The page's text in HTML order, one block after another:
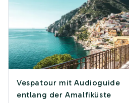
Vespatour mit Audioguide
entlang der Amalfiküste